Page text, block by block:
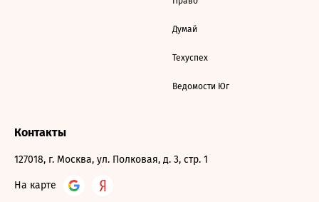
Думай
Техуспех
Ведомости Юг
Контакты
127018, г. Москва, ул. Полковая, д. 3, стр. 1
На карте